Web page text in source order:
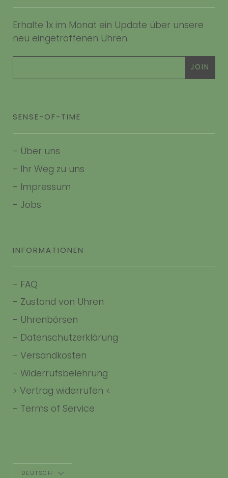
Erhalte 1x im Monat ein Update über unsere
neu eingetroffenen Uhren.
SENSE-OF-TIME
- Über uns
- Ihr Weg zu uns
- Impressum
- Jobs
INFORMATIONEN
- FAQ
- Zustand von Uhren
- Uhrenbörsen
- Datenschutzerklärung
- Versandkosten
- Widerrufsbelehrung
> Vertrag widerrufen <
- Terms of Service
Sprache
DEUTSCH